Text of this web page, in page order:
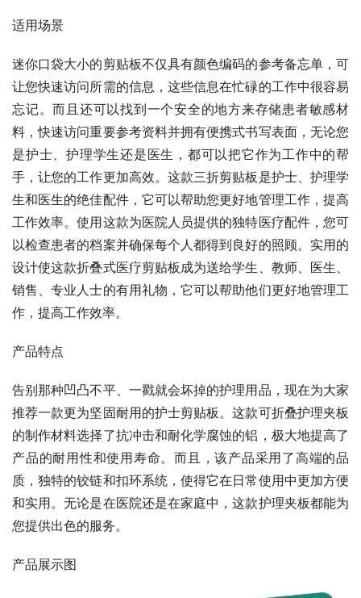
适用场景
迷你口袋大小的剪贴板不仅具有颜色编码的参考备忘单，可
让您快速访问所需的信息，这些信息在忙碌的工作中很容易
忘记。而且还可以找到一个安全的地方来存储患者敏感材
料，快速访问重要参考资料并拥有便携式书写表面，无论您
是护士、护理学生还是医生，都可以把它作为工作中的帮
手，让您的工作更加高效。这款三折剪贴板是护士、护理学
生和医生的绝佳配件，它可以帮助您更好地管理工作，提高
工作效率。使用这款为医院人员提供的独特医疗配件，您可
以检查患者的档案并确保每个人都得到良好的照顾。实用的
设计使这款折叠式医疗剪贴板成为送给学生、教师、医生、
销售、专业人士的有用礼物，它可以帮助他们更好地管理工
作，提高工作效率。
产品特点
告别那种凹凸不平、一戳就会坏掉的护理用品，现在为大家
推荐一款更为坚固耐用的护士剪贴板。这款可折叠护理夹板
的制作材料选择了抗冲击和耐化学腐蚀的铝，极大地提高了
产品的耐用性和使用寿命。而且，该产品采用了高端的品
质，独特的铰链和扣环系统，使得它在日常使用中更加方便
和实用。无论是在医院还是在家庭中，这款护理夹板都能为
您提供出色的服务。
产品展示图